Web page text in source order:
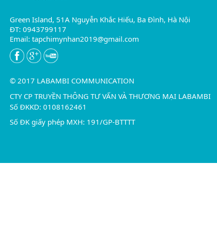
Green Island, 51A Nguyễn Khắc Hiếu, Ba Đình, Hà Nội
ĐT: 0943799117
Email: tapchimynhan2019@gmail.com
© 2017 LABAMBI COMMUNICATION
CTY CP TRUYỀN THÔNG TƯ VẤN VÀ THƯƠNG MẠI LABAMBI
Số ĐKKD: 0108162461
Số ĐK giấy phép MXH: 191/GP-BTTTT